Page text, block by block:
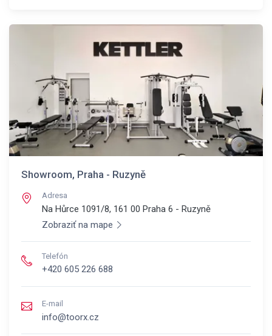
Showroom, Praha - Ruzyně
Adresa
Na Hůrce 1091/8, 161 00 Praha 6 - Ruzyně
Zobraziť na mape
Telefón
+420 605 226 688
E-mail
info@toorx.cz